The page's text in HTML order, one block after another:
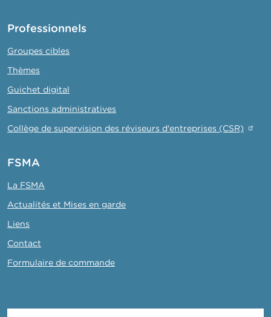
Professionnels
Groupes cibles
Thèmes
Guichet digital
Sanctions administratives
Collège de supervision des réviseurs d'entreprises (CSR)
FSMA
La FSMA
Actualités et Mises en garde
Liens
Contact
Formulaire de commande